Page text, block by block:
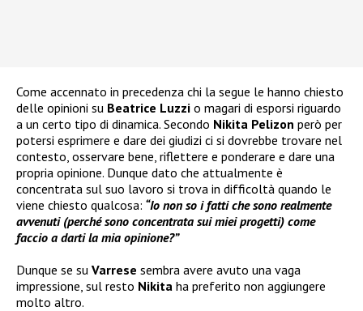
Come accennato in precedenza chi la segue le hanno chiesto
delle opinioni su Beatrice Luzzi o magari di esporsi riguardo
a un certo tipo di dinamica. Secondo Nikita Pelizon però per
potersi esprimere e dare dei giudizi ci si dovrebbe trovare nel
contesto, osservare bene, riflettere e ponderare e dare una
propria opinione. Dunque dato che attualmente è
concentrata sul suo lavoro si trova in difficoltà quando le
viene chiesto qualcosa: “Io non so i fatti che sono realmente
avvenuti (perché sono concentrata sui miei progetti) come
faccio a darti la mia opinione?”
Dunque se su Varrese sembra avere avuto una vaga
impressione, sul resto Nikita ha preferito non aggiungere
molto altro.